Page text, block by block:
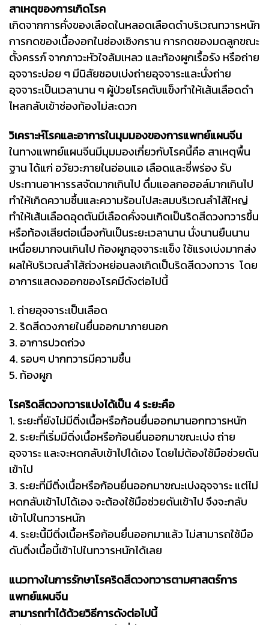
สาเหตุของการเกิดโรค
เกิดจากการคั่งของเลือดในหลอดเลือดดำบริเวณทวารหนัก
การกดของเนื้องอกในช่องเชิงกราน การกดของมดลูกขณะ
ตั้งครรภ์ จากภาวะหัวใจล้มเหลว และท้องผูกเรื้อรัง หรือถ่าย
อุจจาระบ่อย ๆ มีนิสัยชอบเบ่งถ่ายอุจจาระและนั่งถ่าย
อุจจาระเป็นเวลานาน ๆ ผู้ป่วยโรคตับแข็งทำให้เส้นเลือดดำ
ไหลกลับเข้าช่องท้องไม่สะดวก
วิเคราะห์โรคและอาการในมุมมองของการแพทย์แผนจีน
ในทางแพทย์แผนจีนมีมุมมองเกี่ยวกับโรคนี้คือ สาเหตุพื้น
ฐาน ได้แก่ อวัยวะภายในอ่อนแอ เลือดและชี่พร่อง รับ
ประทานอาหารรสจัดมากเกินไป ดื่มแอลกอฮอล์มากเกินไป
ทำให้เกิดความชื้นและความร้อนไปสะสมบริเวณลำไส้ใหญ่
ทำให้เส้นเลือดอุดตันมีเลือดคั่งจนเกิดเป็นริดสีดวงทวารขึ้น
หรือท้องเสียต่อเนื่องกันเป็นระยะเวลานาน นั่งนานยืนนาน
เหนื่อยมากจนเกินไป ท้องผูกอุจจาระแข็ง ใช้แรงเบ่งมากส่ง
ผลให้บริเวณลำไส้ถ่วงหย่อนลงเกิดเป็นริดสีดวงทวาร โดย
อาการแสดงออกของโรคมีดังต่อไปนี้
1. ถ่ายอุจจาระเป็นเลือด
2. ริดสีดวงภายในยื่นออกมาภายนอก
3. อาการปวดถ่วง
4. รอบๆ ปากทวารมีความชื้น
5. ท้องผูก
โรคริดสีดวงทวารแบ่งได้เป็น 4 ระยะคือ
1. ระยะที่ยังไม่มีติ่งเนื้อหรือก้อนยื่นออกมานอกทวารหนัก
2. ระยะที่เริ่มมีติ่งเนื้อหรือก้อนยื่นออกมาขณะเบ่ง ถ่าย
อุจจาระ และจะหดกลับเข้าไปได้เอง โดยไม่ต้องใช้มือช่วยดัน
เข้าไป
3. ระยะที่มีติ่งเนื้อหรือก้อนยื่นออกมาขณะเบ่งอุจจาระ แต่ไม่
หดกลับเข้าไปได้เอง จะต้องใช้มือช่วยดันเข้าไป จึงจะกลับ
เข้าไปในทวารหนัก
4. ระยะนี้มีติ่งเนื้อหรือก้อนยื่นออกมาแล้ว ไม่สามารถใช้มือ
ดันติ่งเนื้อนี้เข้าไปในทวารหนักได้เลย
แนวทางในการรักษาโรคริดสีดวงทวารตามศาสตร์การ
แพทย์แผนจีน
สามารถทำได้ด้วยวิธีการดังต่อไปนี้